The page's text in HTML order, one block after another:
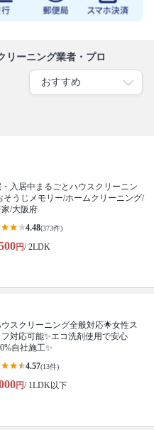
リーニング業者・プロ
入居中まるごとハウスクリーニン
そうじメモリー/ホームクリーニング/
/大阪府
4.48(373件)
円/ 2LDK
スクリーニング全般対応🌟女性ス
フ対応可能✨エコ洗剤使用で安心
自社施工✨
4.57(13件)
円/ 1LDK以下